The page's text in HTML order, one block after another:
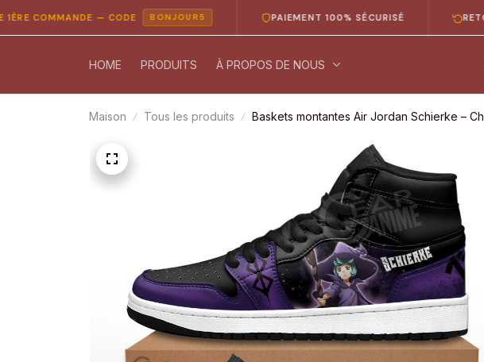
— CODE BONJOUR5 PAIEMENT 100% SÉCURISÉ RETOURS
HOME PRODUITS À PROPOS DE NOUS
Maison Tous les produits Baskets montantes Air Jordan Schierke –